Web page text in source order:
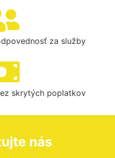
za služby
skrytých poplatkov
nás